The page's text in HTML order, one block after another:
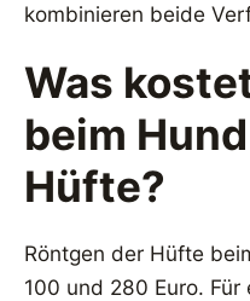
kombinieren beide
Was
beim
Hüfte?
Röntgen der Hüfte
100 und 280 Euro.